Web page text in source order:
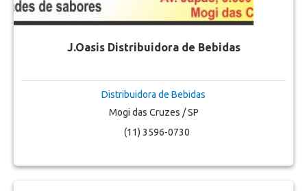
J.Oasis Distribuidora de Bebidas
Distribuidora de Bebidas
Mogi das Cruzes / SP
(11) 3596-0730